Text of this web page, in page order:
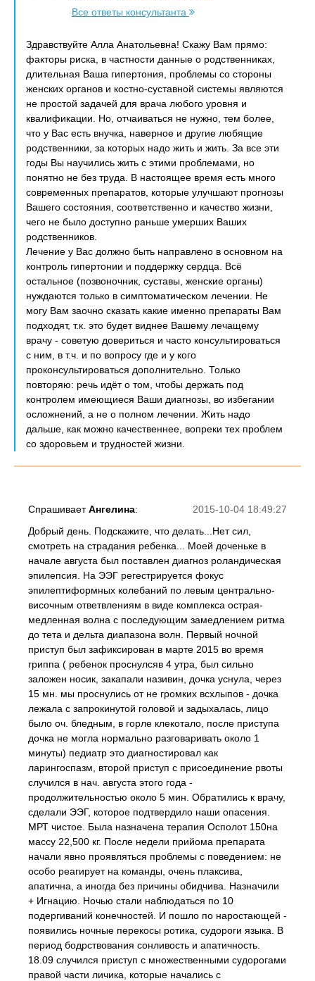
Все ответы консультанта
Здравствуйте Алла Анатольевна! Скажу Вам прямо:
факторы риска, в частности данные о родственниках,
длительная Ваша гипертония, проблемы со стороны
женских органов и костно-суставной системы являются
не простой задачей для врача любого уровня и
квалификации. Но, отчаиваться не нужно, тем более,
что у Вас есть внучка, наверное и другие любящие
родственники, за которых надо жить и жить. За все эти
годы Вы научились жить с этими проблемами, но
понятно не без труда. В настоящее время есть много
современных препаратов, которые улучшают прогнозы
Вашего состояния, соответственно и качество жизни,
чего не было доступно раньше умерших Ваших
родственников.
Лечение у Вас должно быть направлено в основном на
контроль гипертонии и поддержку сердца. Всё
остальное (позвоночник, суставы, женские органы)
нуждаются только в симптоматическом лечении. Не
могу Вам заочно сказать какие именно препараты Вам
подходят, т.к. это будет виднее Вашему лечащему
врачу - советую довериться и часто консультироваться
с ним, в т.ч. и по вопросу где и у кого
проконсультироваться дополнительно. Только
повторяю: речь идёт о том, чтобы держать под
контролем имеющиеся Ваши диагнозы, во избегании
осложнений, а не о полном лечении. Жить надо
дальше, как можно качественнее, вопреки тех проблем
со здоровьем и трудностей жизни.
2015-10-04 18:49:27
СпрашиваетАнгелина:
Добрый день. Подскажите, что делать...Нет сил,
смотреть на страдания ребенка... Моей доченьке в
начале августа был поставлен диагноз роландическая
эпилепсия. На ЭЭГ регестрируется фокус
эпилептиформных колебаний по левым центрально-
височным ответвлениям в виде комплекса острая-
медленная волна с последующим замедлением ритма
до тета и дельта диапазона волн. Первый ночной
приступ был зафиксирован в марте 2015 во время
гриппа ( ребенок проснулсяв 4 утра, был сильно
заложен носик, закапали називин, дочка уснула, через
15 мн. мы проснулись от не громких всхлыпов - дочка
лежала с запрокинутой головой и задыхалась, лицо
было оч. бледным, в горле клекотало, после приступа
дочка не могла нормально разговаривать около 1
минуты) педиатр это диагностировал как
ларингоспазм, второй приступ с присоединение рвоты
случился в нач. августа этого года -
продолжительностью около 5 мин. Обратились к врачу,
сделали ЭЭГ, которое подтвердило наши опасения.
МРТ чистое. Была назначена терапия Осполот 150на
массу 22,500 кг. После недели прийома препарата
начали явно проявляться проблемы с поведением: не
особо реагирует на команды, очень плаксива,
апатична, а иногда без причины обидчива. Назначили
+ Игнацию. Ночью стали наблюдаться по 10
подергиваний конечностей. И пошло по наростающей -
появились ночные перекосы ротика, судороги языка. В
период бодрствования сонливость и апатичность.
18.09 случился приступ с множественными судорогами
правой части личика, которые начались с